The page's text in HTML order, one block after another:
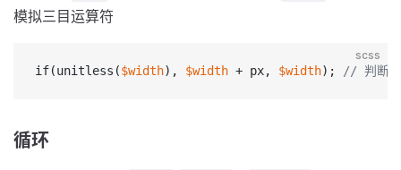
模拟三目运算符
scss
if(unitless($width), $width + px, $width); // 判断
循环